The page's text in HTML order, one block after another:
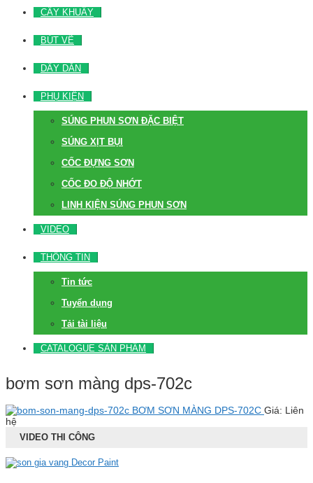
CÂY KHUẤY
BÚT VẼ
DÂY DẪN
PHỤ KIỆN
SÚNG PHUN SƠN ĐẶC BIỆT
SÚNG XỊT BỤI
CỐC ĐỰNG SƠN
CỐC ĐO ĐỘ NHỚT
LINH KIỆN SÚNG PHUN SƠN
VIDEO
THÔNG TIN
Tin tức
Tuyển dụng
Tải tài liệu
CATALOGUE SẢN PHẨM
bơm sơn màng dps-702c
BƠM SƠN MÀNG DPS-702C Giá: Liên
hệ
VIDEO THI CÔNG